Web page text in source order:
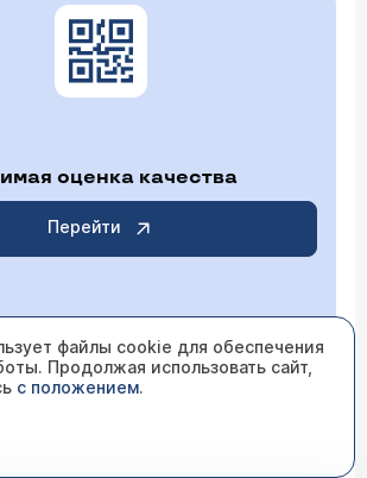
оценка качества
Перейти
Перейти
НЕОБХОДИМО
файлы cookie для обеспечения
Продолжая использовать сайт,
с положением.